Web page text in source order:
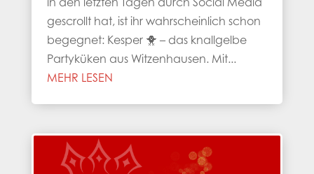
in den letzten Tagen durch Social Media
gescrollt hat, ist ihr wahrscheinlich schon
begegnet: Kesper 🐥 – das knallgelbe
Partyküken aus Witzenhausen. Mit...
MEHR LESEN